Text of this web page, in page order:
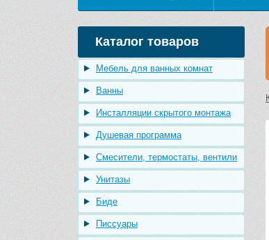
Каталог товаров
Мебель для ванных комнат
Ванны
Инсталляции скрытого монтажа
Душевая программа
Смесители, термостаты, вентили
Унитазы
Биде
Писсуары